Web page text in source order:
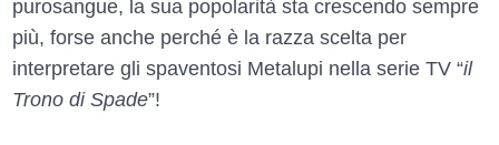
purosangue, la sua popolarità sta crescendo sempre
più, forse anche perché è la razza scelta per
interpretare gli spaventosi Metalupi nella serie TV “il
Trono di Spade”!